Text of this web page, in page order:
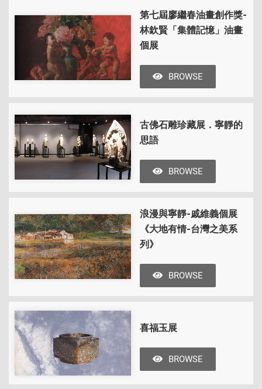
第七屆廖繼春油畫創作獎-
林欽賢「集體記憶」油畫
個展
BROWSE
古佛石雕珍藏展．寧靜的
思語
BROWSE
浪漫與寧靜-戚維義個展
《大地有情-台灣之美系
列》
BROWSE
喜福玉展
BROWSE